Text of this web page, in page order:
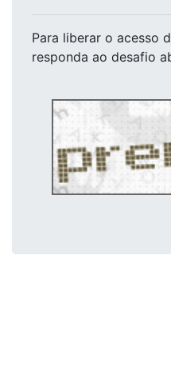
Para liberar o acesso
responda ao desafio